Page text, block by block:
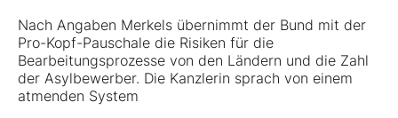
Nach Angaben Merkels übernimmt der Bund mit der
Pro-Kopf-Pauschale die Risiken für die
Bearbeitungsprozesse von den Ländern und die Zahl
der Asylbewerber. Die Kanzlerin sprach von einem
atmenden System